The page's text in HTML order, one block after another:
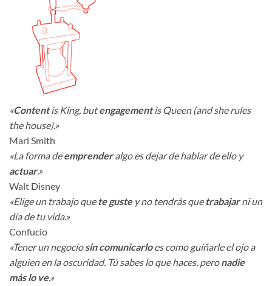
«Contentis King, butengagementis Queen (and she rules
the house).»
Mari Smith
«La forma deemprenderalgo es dejar de hablar de ello y
actuar.»
Walt Disney
«Elige un trabajo que te gustey no tendrás que trabajarni un
día de tu vida.»
Confucio
«Tener un negociosin comunicarloes como guiñarle el ojo a
alguien en la oscuridad. Tú sabes lo que haces, peronadie
más lo ve.»